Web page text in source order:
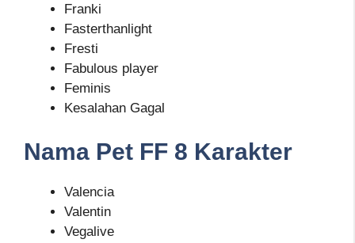
Franki
Fasterthanlight
Fresti
Fabulous player
Feminis
Kesalahan Gagal
Nama Pet FF 8 Karakter
Valencia
Valentin
Vegalive